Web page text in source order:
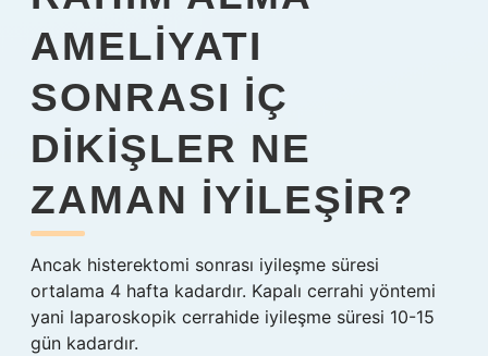
AMELIYATI
SONRASI IÇ
DIKIŞLER NE
ZAMAN IYILEŞIR?
Ancak histerektomi sonrası iyileşme süresi
ortalama 4 hafta kadardır. Kapalı cerrahi yöntemi
yani laparoskopik cerrahide iyileşme süresi 10-15
gün kadardır.